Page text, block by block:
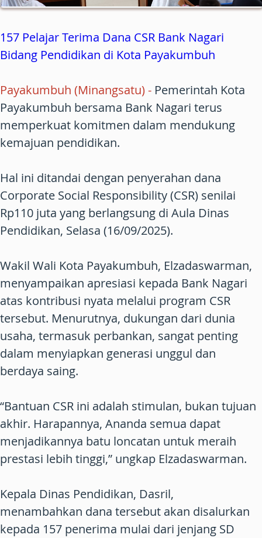
157 Pelajar Terima Dana CSR Bank Nagari
Bidang Pendidikan di Kota Payakumbuh
Payakumbuh (Minangsatu) - Pemerintah Kota
Payakumbuh bersama Bank Nagari terus
memperkuat komitmen dalam mendukung
kemajuan pendidikan.
Hal ini ditandai dengan penyerahan dana
Corporate Social Responsibility (CSR) senilai
Rp110 juta yang berlangsung di Aula Dinas
Pendidikan, Selasa (16/09/2025).
Wakil Wali Kota Payakumbuh, Elzadaswarman,
menyampaikan apresiasi kepada Bank Nagari
atas kontribusi nyata melalui program CSR
tersebut. Menurutnya, dukungan dari dunia
usaha, termasuk perbankan, sangat penting
dalam menyiapkan generasi unggul dan
berdaya saing.
“Bantuan CSR ini adalah stimulan, bukan tujuan
akhir. Harapannya, Ananda semua dapat
menjadikannya batu loncatan untuk meraih
prestasi lebih tinggi,” ungkap Elzadaswarman.
Kepala Dinas Pendidikan, Dasril,
menambahkan dana tersebut akan disalurkan
kepada 157 penerima mulai dari jenjang SD